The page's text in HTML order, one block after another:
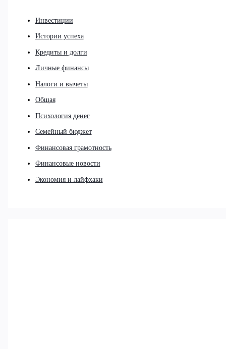
Инвестиции
Истории успеха
Кредиты и долги
Личные финансы
Налоги и вычеты
Общая
Психология денег
Семейный бюджет
Финансовая грамотность
Финансовые новости
Экономия и лайфхаки